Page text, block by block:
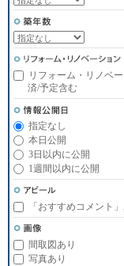
リフォーム・リノベ
済/予定含む
指定なし
本日公開
3日以内に公開
1週間以内に公開
「おすすめコメント
間取図あり
写真あり